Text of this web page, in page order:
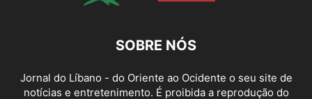
SOBRE NÓS
Jornal do Líbano - do Oriente ao Ocidente o seu site de
notícias e entretenimento. É proibida a reprodução do